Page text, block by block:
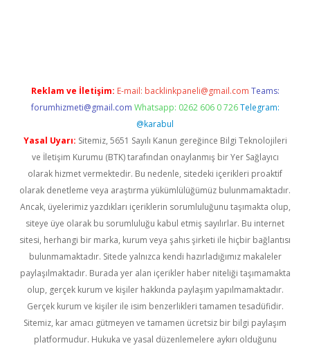
Reklam ve İletişim: E-mail: backlinkpaneli@gmail.com Teams:
forumhizmeti@gmail.com Whatsapp: 0262 606 0 726 Telegram:
@karabul
Yasal Uyarı: Sitemiz, 5651 Sayılı Kanun gereğince Bilgi Teknolojileri
ve İletişim Kurumu (BTK) tarafından onaylanmış bir Yer Sağlayıcı
olarak hizmet vermektedir. Bu nedenle, sitedeki içerikleri proaktif
olarak denetleme veya araştırma yükümlülüğümüz bulunmamaktadır.
Ancak, üyelerimiz yazdıkları içeriklerin sorumluluğunu taşımakta olup,
siteye üye olarak bu sorumluluğu kabul etmiş sayılırlar. Bu internet
sitesi, herhangi bir marka, kurum veya şahıs şirketi ile hiçbir bağlantısı
bulunmamaktadır. Sitede yalnızca kendi hazırladığımız makaleler
paylaşılmaktadır. Burada yer alan içerikler haber niteliği taşımamakta
olup, gerçek kurum ve kişiler hakkında paylaşım yapılmamaktadır.
Gerçek kurum ve kişiler ile isim benzerlikleri tamamen tesadüfidir.
Sitemiz, kar amacı gütmeyen ve tamamen ücretsiz bir bilgi paylaşım
platformudur. Hukuka ve yasal düzenlemelere aykırı olduğunu